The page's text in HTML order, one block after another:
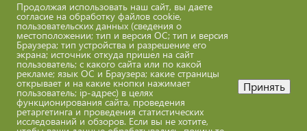
eco@eco29.ru
Все материалы сайта доступны по лицензии:
Продолжая использовать наш сайт, вы даете
согласие на обработку файлов cookie,
пользовательских данных (сведения о
местоположении; тип и версия ОС; тип и версия
Браузера; тип устройства и разрешение его
экрана; источник откуда пришел на сайт
пользователь; с какого сайта или по какой
рекламе; язык ОС и Браузера; какие страницы
открывает и на какие кнопки нажимает
пользователь; ip-адрес) в целях
функционирования сайта, проведения
ретаргетинга и проведения статистических
исследований и обзоров. Если вы не хотите,
Принять